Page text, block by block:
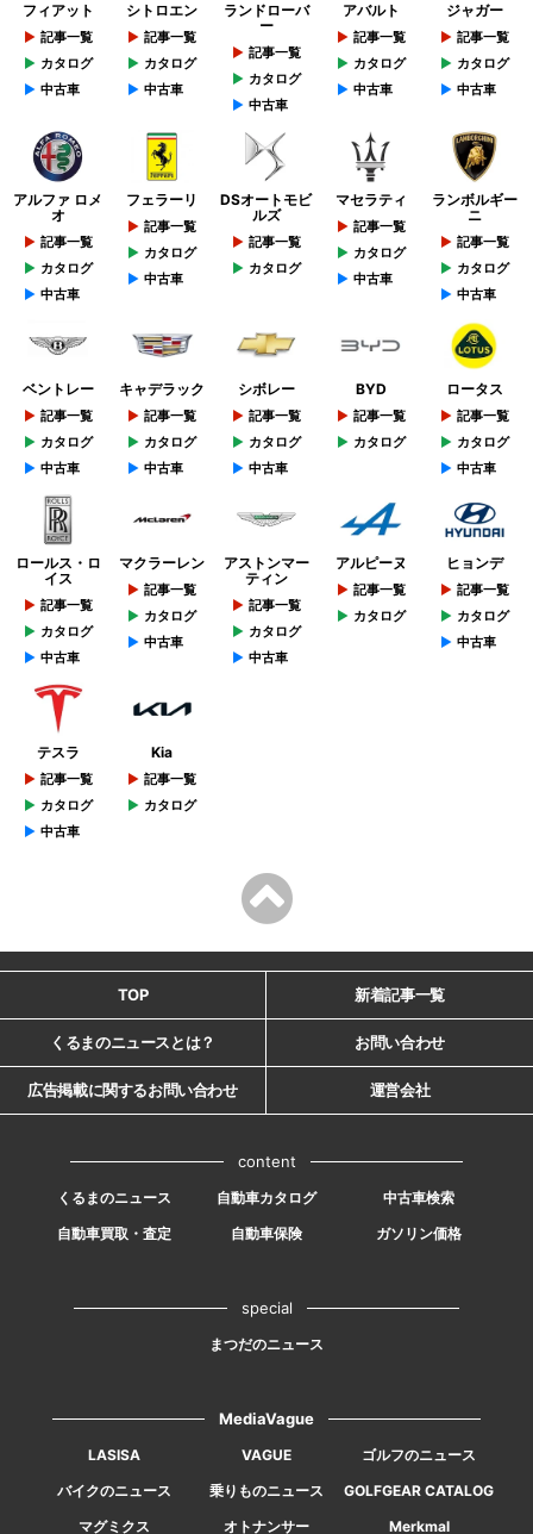
フィアット
記事一覧
カタログ
中古車
シトロエン
記事一覧
カタログ
中古車
ランドローバ
ー
記事一覧
カタログ
中古車
アバルト
記事一覧
カタログ
中古車
ジャガー
記事一覧
カタログ
中古車
アルファ ロメ
オ
記事一覧
カタログ
中古車
フェラーリ
記事一覧
カタログ
中古車
DSオートモビ
ルズ
記事一覧
カタログ
マセラティ
記事一覧
カタログ
中古車
ランボルギー
ニ
記事一覧
カタログ
中古車
ベントレー
記事一覧
カタログ
中古車
キャデラック
記事一覧
カタログ
中古車
シボレー
記事一覧
カタログ
中古車
BYD
記事一覧
カタログ
ロータス
記事一覧
カタログ
中古車
ロールス・ロ
イス
記事一覧
カタログ
中古車
マクラーレン
記事一覧
カタログ
中古車
アストンマー
ティン
記事一覧
カタログ
中古車
アルピーヌ
記事一覧
カタログ
ヒョンデ
記事一覧
カタログ
中古車
テスラ
記事一覧
カタログ
中古車
Kia
記事一覧
カタログ
TOP 新着記事一覧
くるまのニュースとは？ お問い合わせ
広告掲載に関するお問い合わせ 運営会社
content
くるまのニュース 自動車カタログ
中古車検索
自動車買取・査定
自動車保険 ガソリン価格
special
まつだのニュース
MediaVague
LASISA VAGUE
ゴルフのニュース
バイクのニュース
乗りものニュース
GOLFGEAR CATALOG
マグミクス
オトナンサー Merkmal